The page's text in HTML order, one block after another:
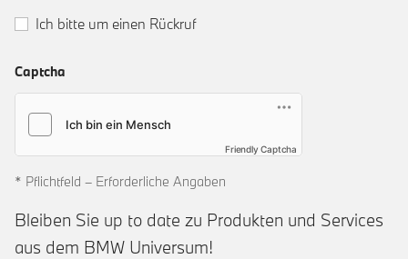
Ich bitte um einen Rückruf
Captcha
Friendly Captcha
* Pflichtfeld – Erforderliche Angaben
Bleiben Sie up to date zu Produkten und Services
aus dem BMW Universum!